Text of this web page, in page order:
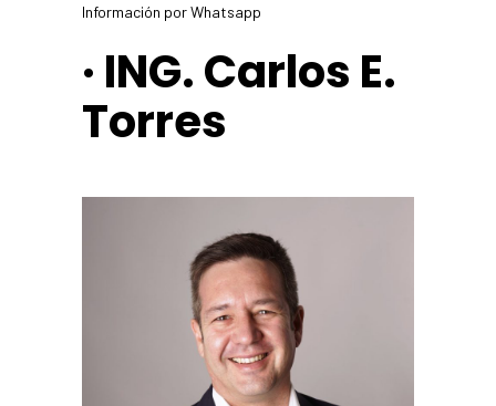
Información por Whatsapp
· ING. Carlos E.
Torres